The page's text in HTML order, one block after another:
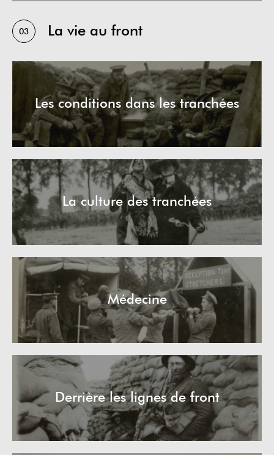
03 La vie au front
Les conditions dans les tranchées
La culture des tranchées
Médecine
Derrière les lignes de front